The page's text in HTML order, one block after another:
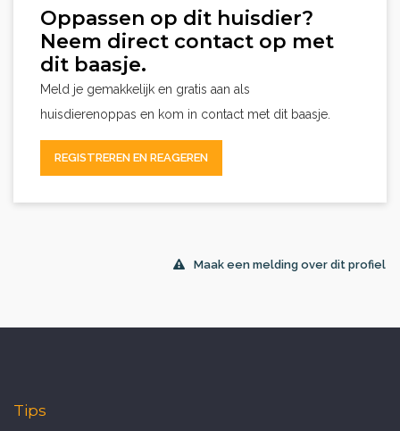
Oppassen op dit huisdier?
Neem direct contact op met
dit baasje.
Meld je gemakkelijk en gratis aan als
huisdierenoppas en kom in contact met dit baasje.
REGISTREREN EN REAGEREN
Maak een melding over dit profiel
Tips